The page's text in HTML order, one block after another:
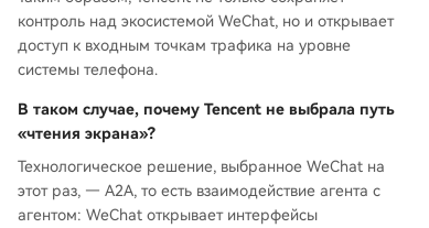
контроль над экосистемой WeChat, но и открывает
доступ к входным точкам трафика на уровне
системы телефона.
В таком случае, почему Tencent не выбрала путь
«чтения экрана»?
Технологическое решение, выбранное WeChat на
этот раз, — A2A, то есть взаимодействие агента с
агентом: WeChat открывает интерфейсы